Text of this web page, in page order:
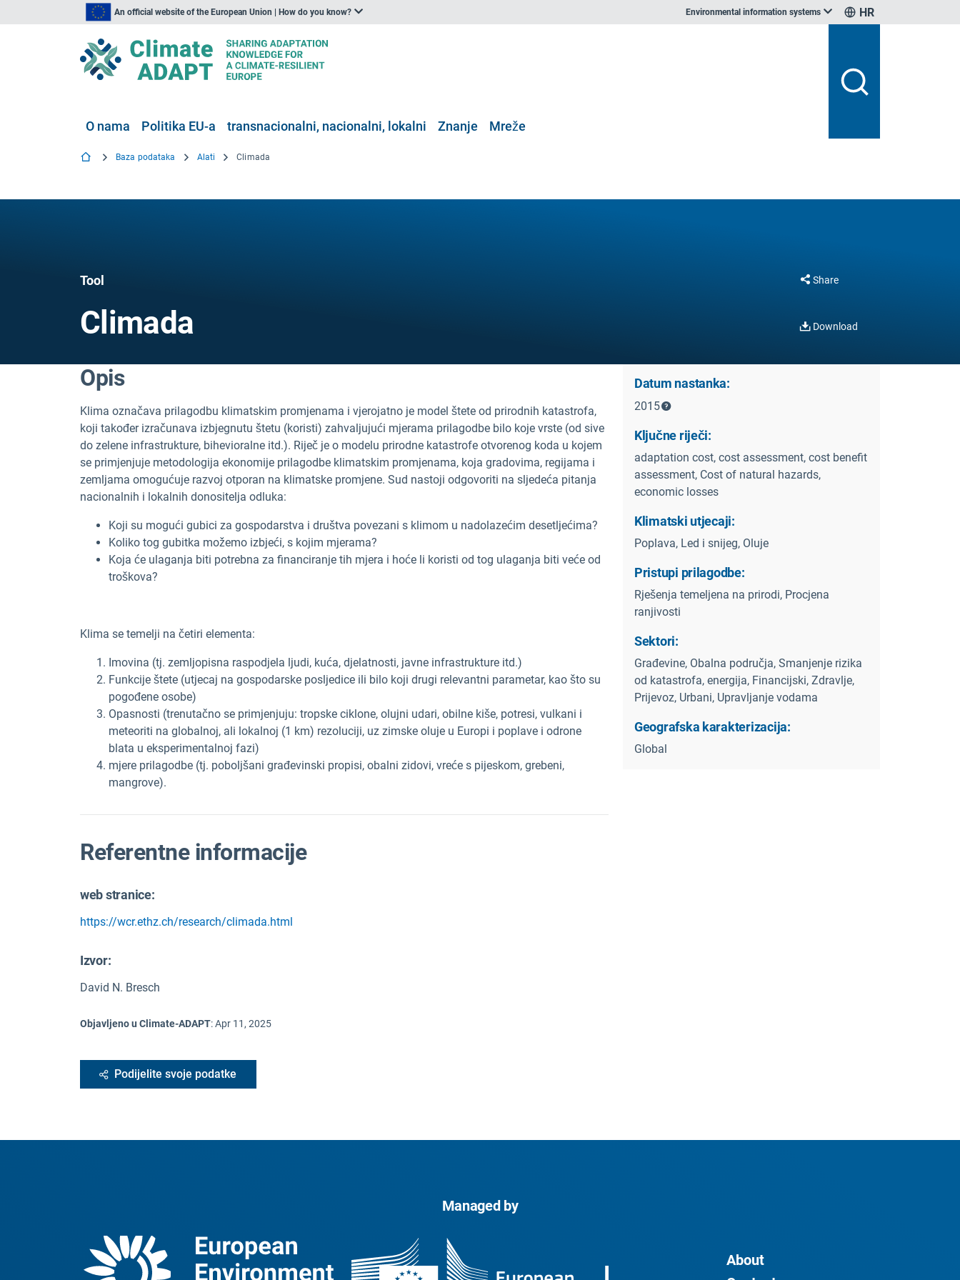
An official website of the European Union | How do you know? Environmental information systems HR
O nama Politika EU-a transnacionalni, nacionalni, lokalni Znanje Mreže
Baza podataka Alati Climada
Tool
Climada
Share
Download
Opis
Klima označava prilagodbu klimatskim promjenama i vjerojatno je model štete od prirodnih katastrofa,
koji također izračunava izbjegnutu štetu (koristi) zahvaljujući mjerama prilagodbe bilo koje vrste (od sive
do zelene infrastrukture, bihevioralne itd.). Riječ je o modelu prirodne katastrofe otvorenog koda u kojem
se primjenjuje metodologija ekonomije prilagodbe klimatskim promjenama, koja gradovima, regijama i
zemljama omogućuje razvoj otporan na klimatske promjene. Sud nastoji odgovoriti na sljedeća pitanja
nacionalnih i lokalnih donositelja odluka:
Koji su mogući gubici za gospodarstva i društva povezani s klimom u nadolazećim desetljećima?
Koliko tog gubitka možemo izbjeći, s kojim mjerama?
Koja će ulaganja biti potrebna za financiranje tih mjera i hoće li koristi od tog ulaganja biti veće od
troškova?
Klima se temelji na četiri elementa:
Imovina (tj. zemljopisna raspodjela ljudi, kuća, djelatnosti, javne infrastrukture itd.)
Funkcije štete (utjecaj na gospodarske posljedice ili bilo koji drugi relevantni parametar, kao što su
pogođene osobe)
Opasnosti (trenutačno se primjenjuju: tropske ciklone, olujni udari, obilne kiše, potresi, vulkani i
meteoriti na globalnoj, ali lokalnoj (1 km) rezoluciji, uz zimske oluje u Europi i poplave i odrone
blata u eksperimentalnoj fazi)
mjere prilagodbe (tj. poboljšani građevinski propisi, obalni zidovi, vreće s pijeskom, grebeni,
mangrove).
Referentne informacije
web stranice:
https://wcr.ethz.ch/research/climada.html
Izvor:
David N. Bresch
Objavljeno u Climate-ADAPT:Apr 11, 2025
Podijelite svoje podatke
Datum nastanka:
2015
Ključne riječi:
adaptation cost, cost assessment, cost benefit
assessment, Cost of natural hazards,
economic losses
Klimatski utjecaji:
Poplava, Led i snijeg, Oluje
Pristupi prilagodbe:
Rješenja temeljena na prirodi, Procjena
ranjivosti
Sektori:
Građevine, Obalna područja, Smanjenje rizika
od katastrofa, energija, Financijski, Zdravlje,
Prijevoz, Urbani, Upravljanje vodama
Geografska karakterizacija:
Global
Managed by
About